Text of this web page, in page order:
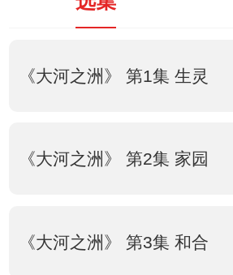
《大河之洲》 第1集 生灵
《大河之洲》 第2集 家园
《大河之洲》 第3集 和合